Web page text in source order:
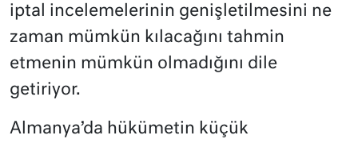
iptal incelemelerinin genişletilmesini ne
zaman mümkün kılacağını tahmin
etmenin mümkün olmadığını dile
getiriyor.
Almanya’da hükümetin küçük